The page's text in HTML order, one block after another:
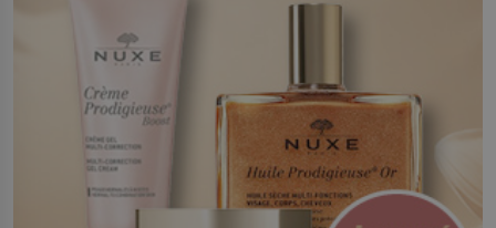
království. Zajistit hodlá především